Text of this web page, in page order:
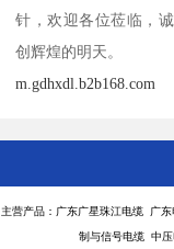
针，欢迎各位莅临，
创辉煌的明天。
m.gdhxdl.b2b168.com
主营产品：广东广星珠江电缆 广
制与信号电缆 中